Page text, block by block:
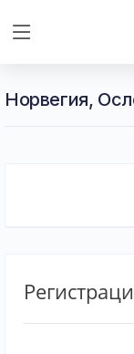
Норвегия,